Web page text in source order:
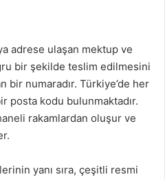
adrese ulaşan mektup ve
bir şekilde teslim edilmesini
bir numaradır. Türkiye’de her
posta kodu bulunmaktadır.
rakamlardan oluşur ve
yanı sıra, çeşitli resmi